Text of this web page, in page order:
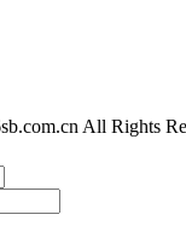
All Rights